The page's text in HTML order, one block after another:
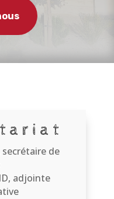
secrétaire de
adjointe